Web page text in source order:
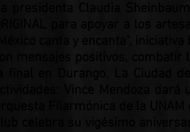
La presidenta Claudia
ORIGINAL para apoyar a los
"México canta y encanta",
con mensajes positivos, combatir
la final en Durango. La Ciudad
actividades: Vince Mendoza
Orquesta Filarmónica de la
Club celebra su vigésimo